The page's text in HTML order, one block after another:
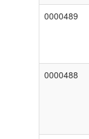
0000489
0000488